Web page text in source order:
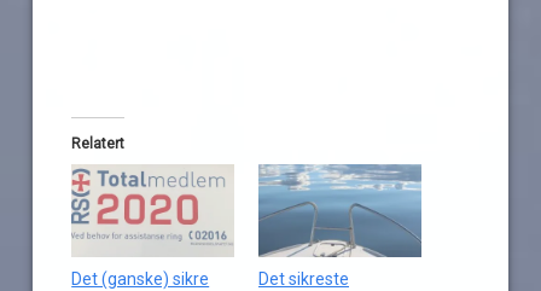
Relatert
Det (ganske) sikre
Det sikreste